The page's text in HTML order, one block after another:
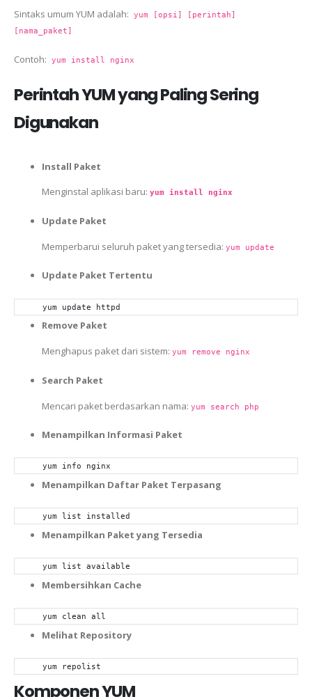
Sintaks umum YUM adalah: yum [opsi] [perintah]
[nama_paket]
Contoh: yum install nginx
Perintah YUM yang Paling Sering
Digunakan
Install Paket
Menginstal aplikasi baru: yum install nginx
Update Paket
Memperbarui seluruh paket yang tersedia: yum update
Update Paket Tertentu
yum update httpd
Remove Paket
Menghapus paket dari sistem: yum remove nginx
Search Paket
Mencari paket berdasarkan nama: yum search php
Menampilkan Informasi Paket
yum info nginx
Menampilkan Daftar Paket Terpasang
yum list installed
Menampilkan Paket yang Tersedia
yum list available
Membersihkan Cache
yum clean all
Melihat Repository
yum repolist
Komponen YUM